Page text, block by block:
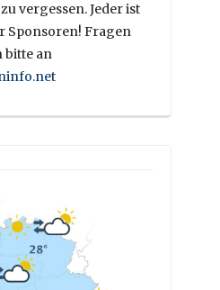
vergessen. Jeder ist
Sponsoren! Fragen
bitte an